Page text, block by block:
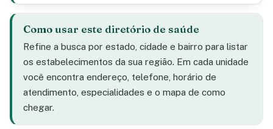
Como usar este diretório de saúde
Refine a busca por estado, cidade e bairro para listar
os estabelecimentos da sua região. Em cada unidade
você encontra endereço, telefone, horário de
atendimento, especialidades e o mapa de como
chegar.